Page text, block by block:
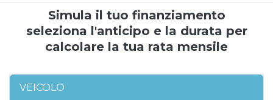
Simula il tuo finanziamento
seleziona l'anticipo e la durata per
calcolare la tua rata mensile
VEICOLO